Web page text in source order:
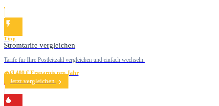
Tipp
Stromtarife vergleichen
Tarife für Ihre Postleitzahl vergleichen und einfach wechseln.
Ø 400 € Ersparnis pro Jahr
Jetzt vergleichen